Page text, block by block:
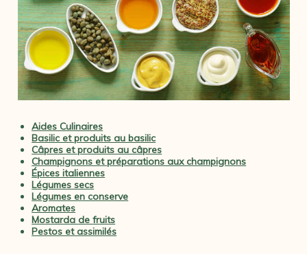
Aides Culinaires
Basilic et produits au basilic
Câpres et produits au câpres
Champignons et préparations aux champignons
Épices italiennes
Légumes secs
Légumes en conserve
Aromates
Mostarda de fruits
Pestos et assimilés